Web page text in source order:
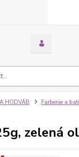
HODVÁB Farbenie a
zelená